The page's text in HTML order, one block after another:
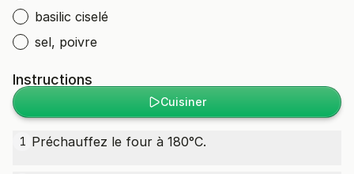
basilic ciselé
sel, poivre
Instructions
Cuisiner
1 Préchauffez le four à 180°C.